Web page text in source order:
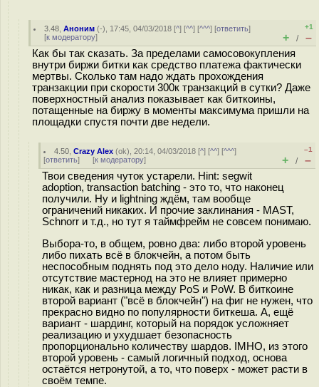
3.48 ,Аноним (-), 17:45, 04/03/2018 [^] [^^] [^^^] [ответить]
[к модератору]
+1
+ / –
Как бы так сказать. За пределами самосовокупления
внутри биржи битки как средство платежа фактически
мертвы. Сколько там надо ждать прохождения
транзакции при скорости 300к транзакций в сутки? Даже
поверхностный анализ показывает как биткоины,
потащенные на биржу в моменты максимума пришли на
площадки спустя почти две недели.
4.50 ,Crazy Alex (ok), 20:14, 04/03/2018 [^] [^^] [^^^]
[ответить] [к модератору]
–1
+ / –
Твои сведения чуток устарели. Hint: segwit
adoption, transaction batching - это то, что наконец
получили. Ну и lightning ждём, там вообще
ограничений никаких. И прочие заклинания - MAST,
Schnorr и т.д., но тут я таймфрейм не совсем понимаю.
Выбора-то, в общем, ровно два: либо второй уровень
либо пихать всё в блокчейн, а потом быть
неспособным поднять под это дело ноду. Наличие или
отсутствие мастернод на это не влияет примерно
никак, как и разница между PoS и PoW. В биткоине
второй вариант ("всё в блокчейн") на фиг не нужен, что
прекрасно видно по популярности биткеша. А, ещё
вариант - шардинг, который на порядок усложняет
реализацию и ухудшает безопасность
пропорционально количеству шардов. IMHO, из этого
второй уровень - самый логичный подход, основа
остаётся нетронутой, а то, что поверх - может расти в
своём темпе.